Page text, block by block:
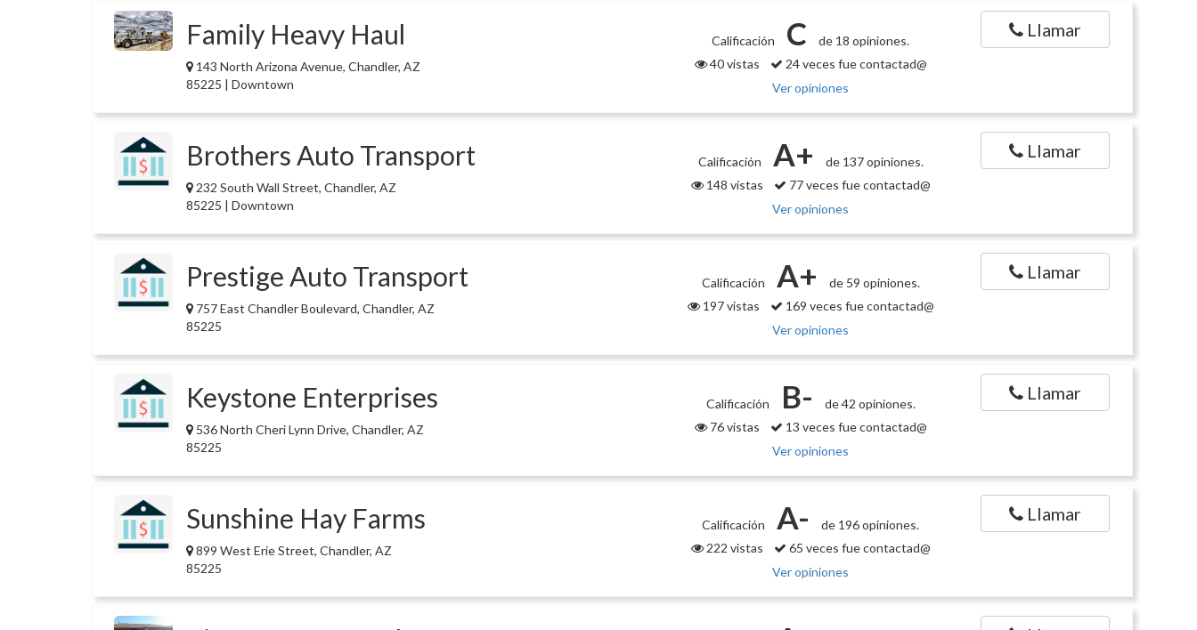
Family Heavy Haul
143 North Arizona Avenue, Chandler, AZ
85225 | Downtown
Calificación C
de 18 opiniones.
40 vistas
24 veces fue contactad@
Ver opiniones
Llamar
Brothers Auto Transport
232 South Wall Street, Chandler, AZ
85225 | Downtown
Calificación A+
de 137 opiniones.
148 vistas
77 veces fue contactad@
Ver opiniones
Llamar
Prestige Auto Transport
757 East Chandler Boulevard, Chandler, AZ
85225
Calificación A+
de 59 opiniones.
197 vistas
169 veces fue contactad@
Ver opiniones
Llamar
Keystone Enterprises
536 North Cheri Lynn Drive, Chandler, AZ
85225
Calificación B-
de 42 opiniones.
76 vistas
13 veces fue contactad@
Ver opiniones
Llamar
Sunshine Hay Farms
899 West Erie Street, Chandler, AZ
85225
Calificación A-
de 196 opiniones.
222 vistas
65 veces fue contactad@
Ver opiniones
Llamar